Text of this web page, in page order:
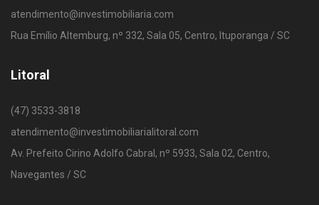
atendimento@investimobiliaria.com
Rua Emílio Altemburg, nº 332, Sala 05, Centro, Ituporanga / SC
Litoral
(47) 3533-3818
atendimento@investimobiliarialitoral.com
Av. Prefeito Cirino Adolfo Cabral, nº 5933, Sala 02, Centro,
Navegantes / SC